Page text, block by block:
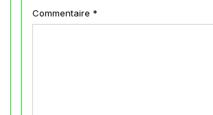
Commentaire *